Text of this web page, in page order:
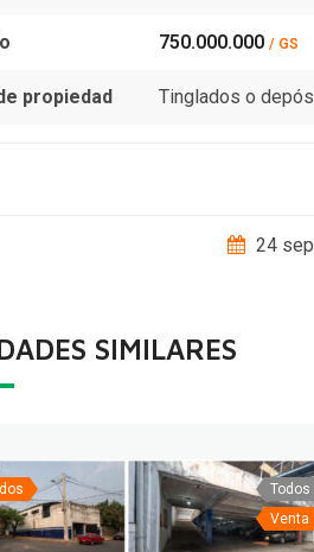
750.000.000 / GS
propiedad Tinglados o
24
SIMILARES
Todos
Venta